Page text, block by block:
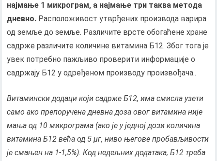
најмање 1 микрограм, а најмање три таква метода
дневно. Расположивост утврђених производа варира
од земље до земље. Различите врсте обогаћене хране
садрже различите количине витамина Б12. Због тога је
увек потребно пажљиво проверити информације о
садржају Б12 у одређеном производу произвођача..
Витамински додаци који садрже Б12, има смисла узети
само ако препоручена дневна доза овог витамина није
мања од 10 микрограма (ако је у једној дози количина
витамина Б12 већа од 5 μг, ниво његове пробављивости
је смањен на 1-1,5%). Код недељних додатака, Б12 треба